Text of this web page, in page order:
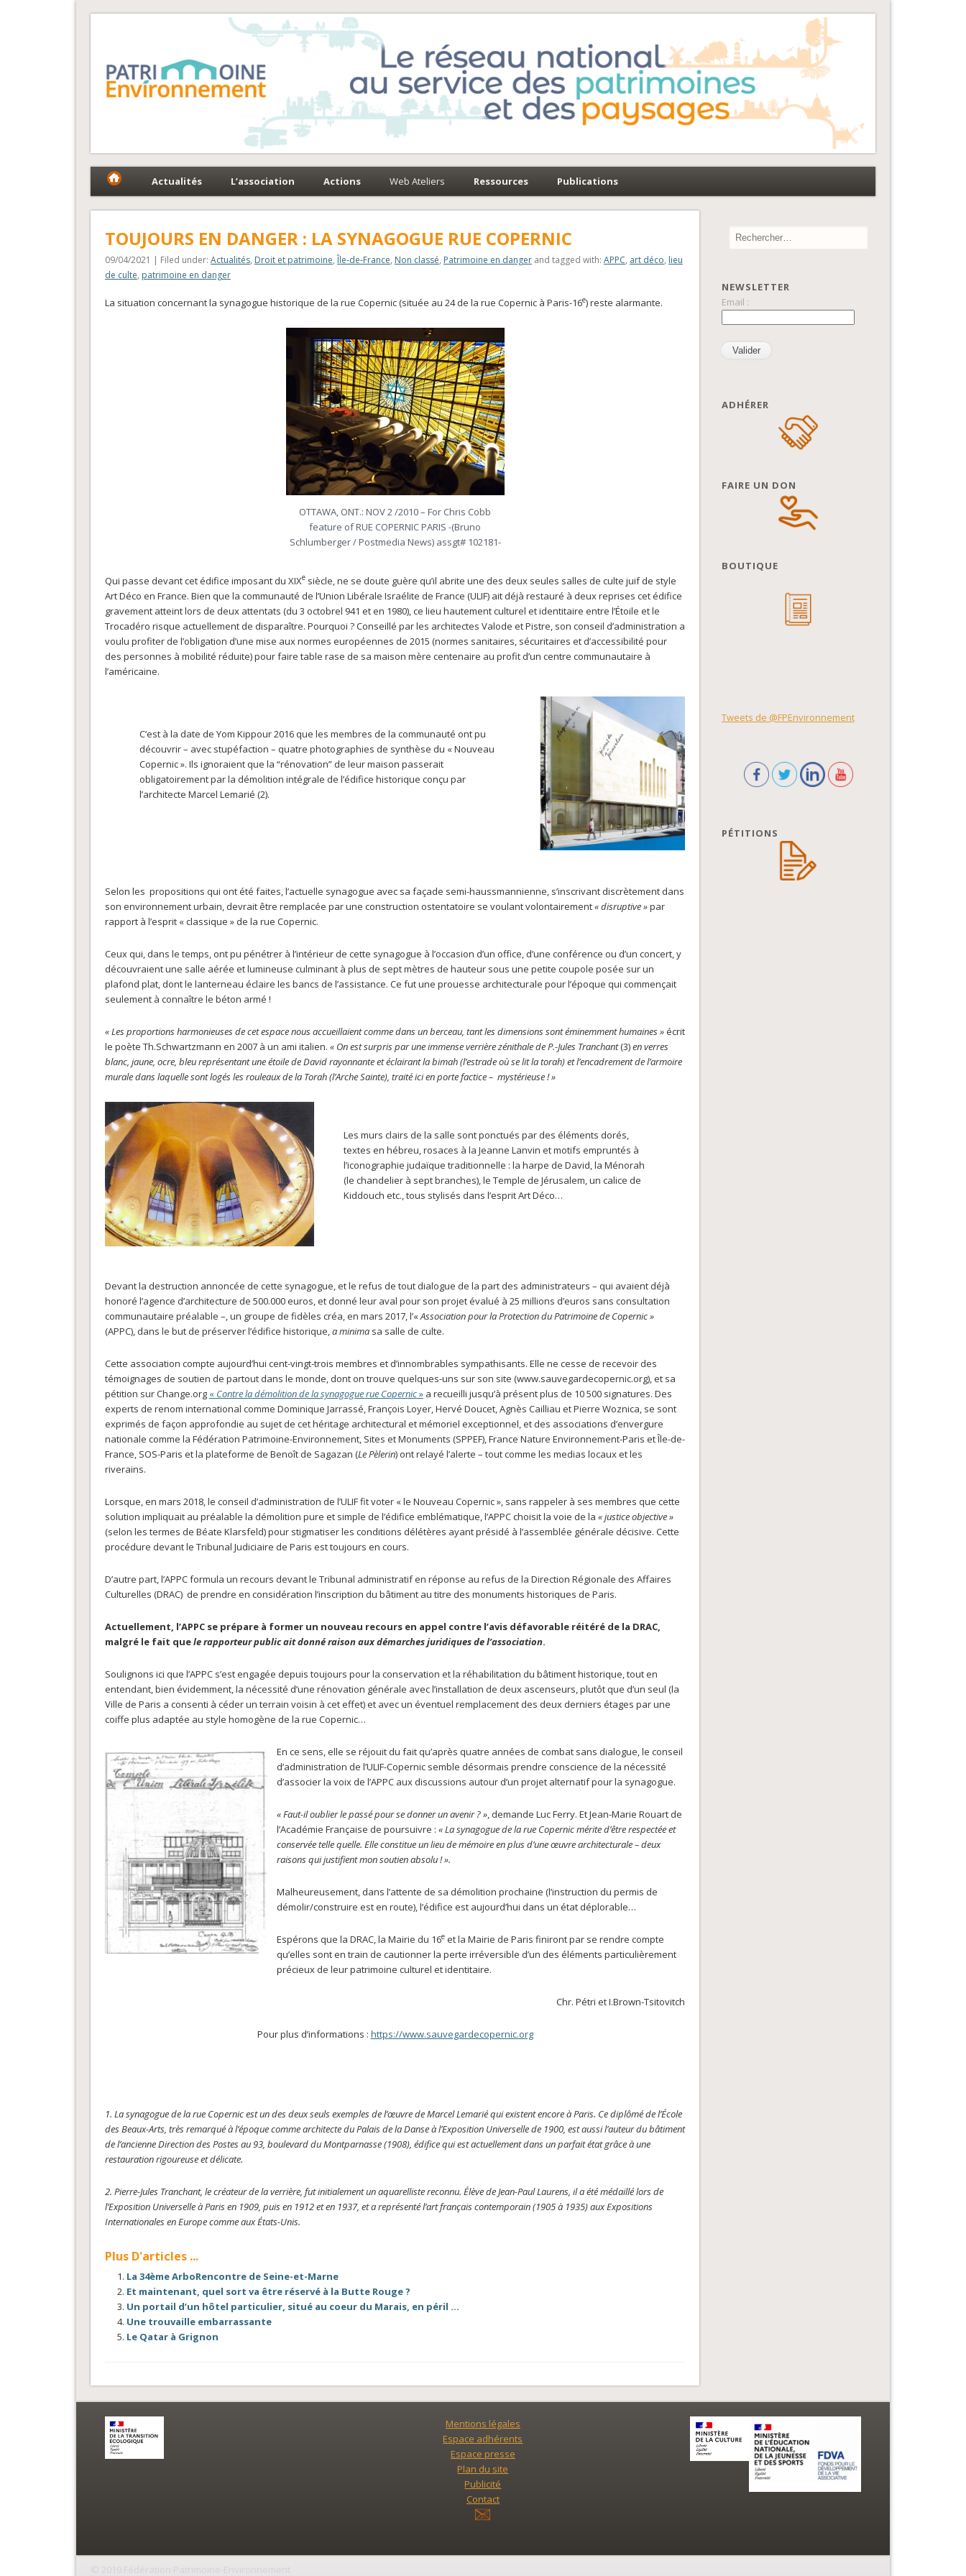
Fédération Patrimoine-Environnement
Actualités L’association Actions Web Ateliers Ressources Publications
TOUJOURS EN DANGER : LA SYNAGOGUE RUE COPERNIC
09/04/2021 | Filed under: Actualités, Droit et patrimoine,Île-de-France, Non classé, Patrimoine en dangerand tagged with: APPC, art déco, lieu
de culte, patrimoine en danger
La situation concernant la synagogue historique de la rue Copernic (située au 24 de la rue Copernic à Paris-16e) reste alarmante.
OTTAWA, ONT.: NOV 2 /2010 – For Chris Cobb
feature of RUE COPERNIC PARIS -(Bruno
Schlumberger / Postmedia News) assgt# 102181-
Qui passe devant cet édifice imposant du XIXesiècle, ne se doute guère qu’il abrite une des deux seules salles de culte juif de style
Art Déco en France. Bien que la communauté de l’Union Libérale Israélite de France (ULIF) ait déjà restauré à deux reprises cet édifice
gravement atteint lors de deux attentats (du 3 octobrel 941 et en 1980), ce lieu hautement culturel et identitaire entre l’Étoile et le
Trocadéro risque actuellement de disparaître. Pourquoi ? Conseillé par les architectes Valode et Pistre, son conseil d’administration a
voulu profiter de l’obligation d’une mise aux normes européennes de 2015 (normes sanitaires, sécuritaires et d’accessibilité pour
des personnes à mobilité réduite) pour faire table rase de sa maison mère centenaire au profit d’un centre communautaire à
l’américaine.
C’est à la date de Yom Kippour 2016 que les membres de la communauté ont pu
découvrir – avec stupéfaction – quatre photographies de synthèse du « Nouveau
Copernic ». Ils ignoraient que la “rénovation” de leur maison passerait
obligatoirement par la démolition intégrale de l’édifice historique conçu par
l’architecte Marcel Lemarié (2).
Selon les propositions qui ont été faites, l’actuelle synagogue avec sa façade semi-haussmannienne, s’inscrivant discrètement dans
son environnement urbain, devrait être remplacée par une construction ostentatoire se voulant volontairement« disruptive »par
rapport à l’esprit « classique » de la rue Copernic.
Ceux qui, dans le temps, ont pu pénétrer à l’intérieur de cette synagogue à l’occasion d’un office, d’une conférence ou d’un concert, y
découvraient une salle aérée et lumineuse culminant à plus de sept mètres de hauteur sous une petite coupole posée sur un
plafond plat, dont le lanterneau éclaire les bancs de l’assistance. Ce fut une prouesse architecturale pour l’époque qui commençait
seulement à connaître le béton armé !
« Les proportions harmonieuses de cet espace nous accueillaient comme dans un berceau, tant les dimensions sont éminemment humaines »écrit
le poète Th.Schwartzmann en 2007 à un ami italien. « On est surpris par une immense verrière zénithale de P.-Jules Tranchant(3)en verres
blanc, jaune, ocre, bleu représentant une étoile de David rayonnante et éclairant la bimah (l’estrade où se lit la torah) et l’encadrement de l’armoire
murale dans laquelle sont logés les rouleaux de la Torah (l’Arche Sainte), traité ici en porte factice – mystérieuse ! »
Les murs clairs de la salle sont ponctués par des éléments dorés,
textes en hébreu, rosaces à la Jeanne Lanvin et motifs empruntés à
l’iconographie judaïque traditionnelle : la harpe de David, la Ménorah
(le chandelier à sept branches), le Temple de Jérusalem, un calice de
Kiddouch etc., tous stylisés dans l’esprit Art Déco…
Devant la destruction annoncée de cette synagogue, et le refus de tout dialogue de la part des administrateurs – qui avaient déjà
honoré l’agence d’architecture de 500.000 euros, et donné leur aval pour son projet évalué à 25 millions d’euros sans consultation
communautaire préalable –, un groupe de fidèles créa, en mars 2017, l’«Association pour la Protection du Patrimoine de Copernic »
(APPC), dans le but de préserver l’édifice historique,a minimasa salle de culte.
Cette association compte aujourd’hui cent-vingt-trois membres et d’innombrables sympathisants. Elle ne cesse de recevoir des
témoignages de soutien de partout dans le monde, dont on trouve quelques-uns sur son site (www.sauvegardecopernic.org), et sa
pétition sur Change.org « Contre la démolition de la synagogue rue Copernic»a recueilli jusqu’à présent plus de 10 500 signatures. Des
experts de renom international comme Dominique Jarrassé, François Loyer, Hervé Doucet, Agnès Cailliau et Pierre Woznica, se sont
exprimés de façon approfondie au sujet de cet héritage architectural et mémoriel exceptionnel, et des associations d’envergure
nationale comme la Fédération Patrimoine-Environnement, Sites et Monuments (SPPEF), France Nature Environnement-Paris et Île-de-
France, SOS-Paris et la plateforme de Benoît de Sagazan (Le Pèlerin) ont relayé l’alerte – tout comme les medias locaux et les
riverains.
Lorsque, en mars 2018, le conseil d’administration de l’ULIF fit voter « le Nouveau Copernic », sans rappeler à ses membres que cette
solution impliquait au préalable la démolition pure et simple de l’édifice emblématique, l’APPC choisit la voie de la « justice objective »
(selon les termes de Béate Klarsfeld) pour stigmatiser les conditions délétères ayant présidé à l’assemblée générale décisive. Cette
procédure devant le Tribunal Judiciaire de Paris est toujours en cours.
D’autre part, l’APPC formula un recours devant le Tribunal administratif en réponse au refus de la Direction Régionale des Affaires
Culturelles (DRAC) de prendre en considération l’inscription du bâtiment au titre des monuments historiques de Paris.
Actuellement, l’APPC se prépare à former un nouveau recours en appel contre l’avis défavorable réitéré de la DRAC,
malgré le fait quele rapporteur public ait donné raison aux démarches juridiques de l’association.
Soulignons ici que l’APPC s’est engagée depuis toujours pour la conservation et la réhabilitation du bâtiment historique, tout en
entendant, bien évidemment, la nécessité d’une rénovation générale avec l’installation de deux ascenseurs, plutôt que d’un seul (la
Ville de Paris a consenti à céder un terrain voisin à cet effet) et avec un éventuel remplacement des deux derniers étages par une
coiffe plus adaptée au style homogène de la rue Copernic…
En ce sens, elle se réjouit du fait qu’après quatre années de combat sans dialogue, le conseil
d’administration de l’ULIF-Copernic semble désormais prendre conscience de la nécessité
d’associer la voix de l’APPC aux discussions autour d’un projet alternatif pour la synagogue.
« Faut-il oublier le passé pour se donner un avenir ? », demande Luc Ferry. Et Jean-Marie Rouart de
l’Académie Française de poursuivre : « La synagogue de la rue Copernic mérite d’être respectée et
conservée telle quelle. Elle constitue un lieu de mémoire en plus d’une œuvre architecturale – deux
raisons qui justifient mon soutien absolu ! ».
Malheureusement, dans l’attente de sa démolition prochaine (l’instruction du permis de
démolir/construire est en route), l’édifice est aujourd’hui dans un état déplorable…
Espérons que la DRAC, la Mairie du 16eet la Mairie de Paris finiront par se rendre compte
qu’elles sont en train de cautionner la perte irréversible d’un des éléments particulièrement
précieux de leur patrimoine culturel et identitaire.
Chr. Pétri et I.Brown-Tsitovitch
Pour plus d’informations : https://www.sauvegardecopernic.org
1. La synagogue de la rue Copernic est un des deux seuls exemples de l’œuvre de Marcel Lemarié qui existent encore à Paris. Ce diplômé de l’École
des Beaux-Arts, très remarqué à l’époque comme architecte du Palais de la Danse à l’Exposition Universelle de 1900, est aussi l’auteur du bâtiment
de l’ancienne Direction des Postes au 93, boulevard du Montparnasse (1908), édifice qui est actuellement dans un parfait état grâce à une
restauration rigoureuse et délicate.
2. Pierre-Jules Tranchant, le créateur de la verrière, fut initialement un aquarelliste reconnu. Élève de Jean-Paul Laurens, il a été médaillé lors de
l’Exposition Universelle à Paris en 1909, puis en 1912 et en 1937, et a représenté l’art français contemporain (1905 à 1935) aux Expositions
Internationales en Europe comme aux États-Unis.
Plus D'articles ...
La 34ème ArboRencontre de Seine-et-Marne
Et maintenant, quel sort va être réservé à la Butte Rouge ?
Un portail d’un hôtel particulier, situé au coeur du Marais, en péril …
Une trouvaille embarrassante
Le Qatar à Grignon
NEWSLETTER
Email :
ADHÉRER
FAIRE UN DON
BOUTIQUE
Tweets de @FPEnvironnement
PÉTITIONS
Mentions légales
Espace adhérents
Espace presse
Plan du site
Publicité
Contact